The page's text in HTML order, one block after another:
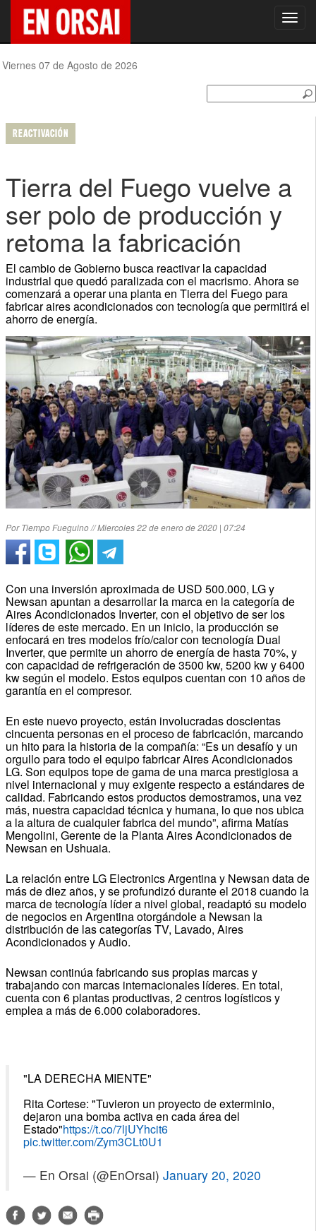
Viernes 07 de Agosto de 2026
REACTIVACIÓN
Tierra del Fuego vuelve a
ser polo de producción y
retoma la fabricación
El cambio de Gobierno busca reactivar la capacidad
industrial que quedó paralizada con el macrismo. Ahora se
comenzará a operar una planta en Tierra del Fuego para
fabricar aires acondicionados con tecnología que permitirá el
ahorro de energía.
Por Tiempo Fueguino // Miercoles 22 de enero de 2020 | 07:24
Con una inversión aproximada de USD 500.000, LG y
Newsan apuntan a desarrollar la marca en la categoría de
Aires Acondicionados Inverter, con el objetivo de ser los
líderes de este mercado. En un inicio, la producción se
enfocará en tres modelos frío/calor con tecnología Dual
Inverter, que permite un ahorro de energía de hasta 70%, y
con capacidad de refrigeración de 3500 kw, 5200 kw y 6400
kw según el modelo. Estos equipos cuentan con 10 años de
garantía en el compresor.
En este nuevo proyecto, están involucradas doscientas
cincuenta personas en el proceso de fabricación, marcando
un hito para la historia de la compañía: “Es un desafío y un
orgullo para todo el equipo fabricar Aires Acondicionados
LG. Son equipos tope de gama de una marca prestigiosa a
nivel internacional y muy exigente respecto a estándares de
calidad. Fabricando estos productos demostramos, una vez
más, nuestra capacidad técnica y humana, lo que nos ubica
a la altura de cualquier fabrica del mundo”, afirma Matías
Mengolini, Gerente de la Planta Aires Acondicionados de
Newsan en Ushuaia.
La relación entre LG Electronics Argentina y Newsan data de
más de diez años, y se profundizó durante el 2018 cuando la
marca de tecnología líder a nivel global, readaptó su modelo
de negocios en Argentina otorgándole a Newsan la
distribución de las categorías TV, Lavado, Aires
Acondicionados y Audio.
Newsan continúa fabricando sus propias marcas y
trabajando con marcas internacionales líderes. En total,
cuenta con 6 plantas productivas, 2 centros logísticos y
emplea a más de 6.000 colaboradores.
"LA DERECHA MIENTE"
Rita Cortese: "Tuvieron un proyecto de exterminio,
dejaron una bomba activa en cada área del
Estado"https://t.co/7ljUYhcit6
pic.twitter.com/Zym3CLt0U1
— En Orsai (@EnOrsai) January 20, 2020